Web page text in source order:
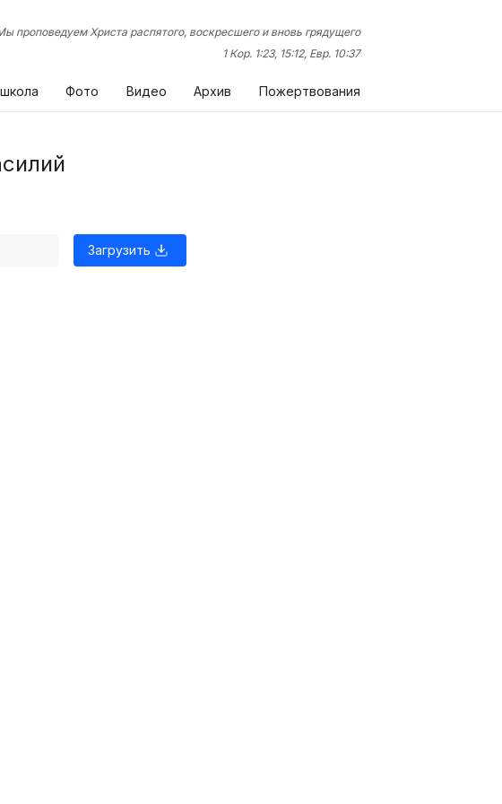
проповедуем Христа распятого, воскресшего и вновь грядущего
1 Кор. 1:23, 15:12, Евр. 10:37
Фото Видео Архив Пожертвования
Загрузить